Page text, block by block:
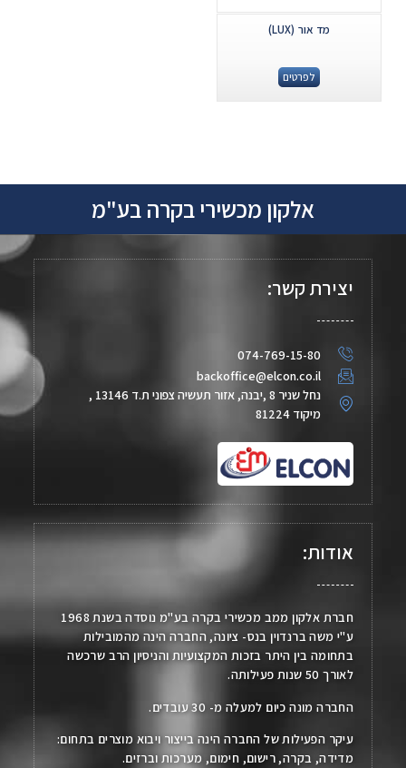
מד אור (LUX)
לפרטים
אלקון מכשירי בקרה בע"מ
יצירת קשר:
074-769-15-80
backoffice@elcon.co.il
נחל שניר 8 ,יבנה, אזור תעשיה צפוני ת.ד 13146 ,
מיקוד 81224
אודות:
חברת אלקון ממב מכשירי בקרה בע"מ נוסדה בשנת 1968
ע"י משה ברנדוין בנס- ציונה, החברה הינה מהמובילות
בתחומה בין היתר בזכות המקצועיות והניסיון הרב שרכשה
לאורך 50 שנות פעילותה.
החברה מונה כיום למעלה מ- 30 עובדים.
עיקר הפעילות של החברה הינה בייצור ויבוא מוצרים בתחום:
מדידה, בקרה, רישום, חימום, מערכות וברזים.